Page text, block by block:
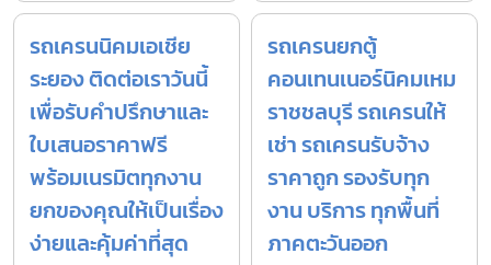
รถเครนนิคมเอเชีย
ระยอง ติดต่อเราวันนี้
เพื่อรับคำปรึกษาและ
ใบเสนอราคาฟรี
พร้อมเนรมิตทุกงาน
ยกของคุณให้เป็นเรื่อง
ง่ายและคุ้มค่าที่สุด
รถเครนยกตู้
คอนเทนเนอร์นิคมเหม
ราชชลบุรี รถเครนให้
เช่า รถเครนรับจ้าง
ราคาถูก รองรับทุก
งาน บริการ ทุกพื้นที่
ภาคตะวันออก